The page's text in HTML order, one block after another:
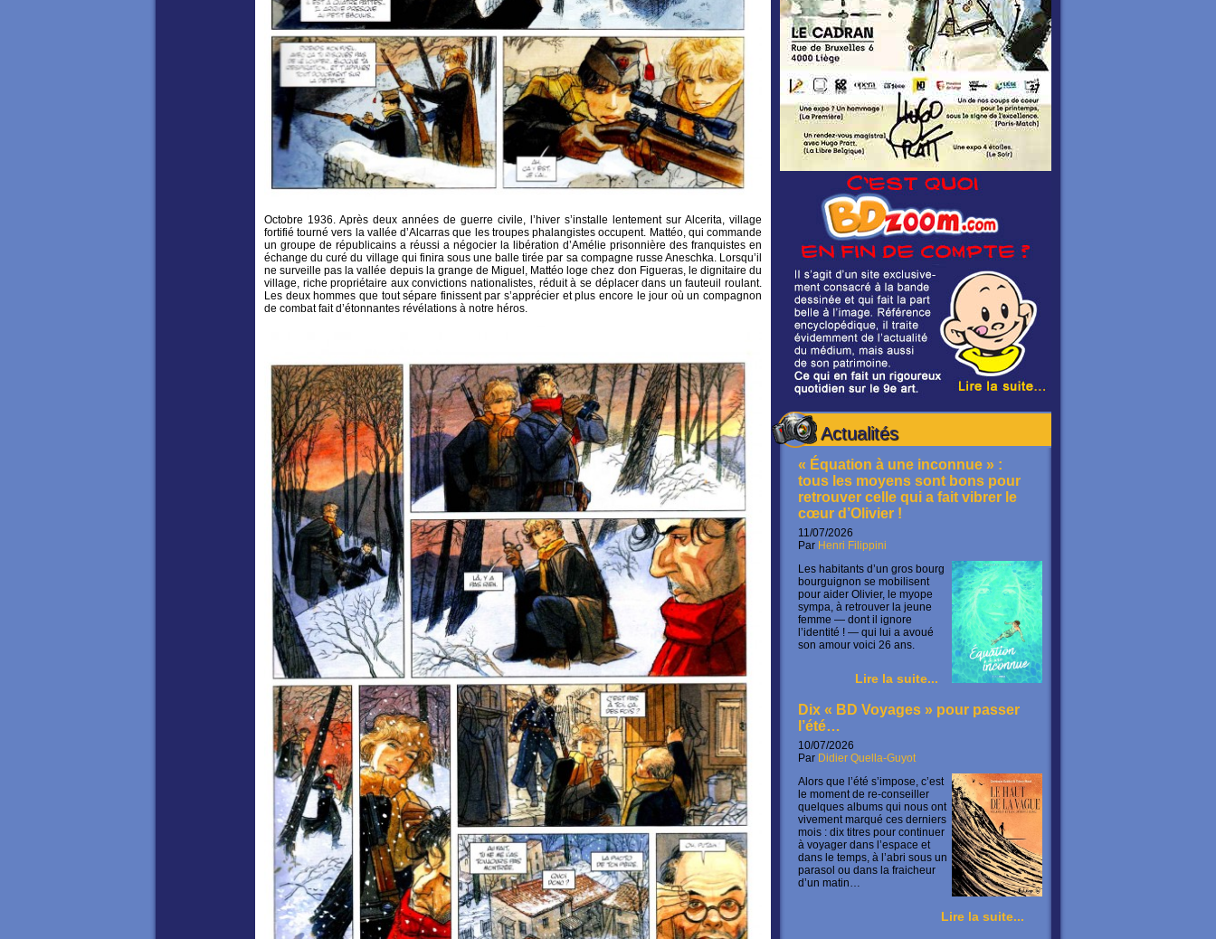
Actualités
« Équation à une inconnue » :
tous les moyens sont bons pour
retrouver celle qui a fait vibrer le
cœur d’Olivier !
11/07/2026
Par Henri Filippini
Les habitants d’un gros bourg
bourguignon se mobilisent
pour aider Olivier, le myope
sympa, à retrouver la jeune
femme — dont il ignore
l’identité ! — qui lui a avoué
son amour voici 26 ans.
Lire la suite...
Dix « BD Voyages » pour passer
l’été…
10/07/2026
Par Didier Quella-Guyot
Alors que l’été s’impose, c’est
le moment de re-conseiller
quelques albums qui nous ont
vivement marqué ces derniers
mois : dix titres pour continuer
à voyager dans l’espace et
dans le temps, à l’abri sous un
parasol ou dans la fraicheur
d’un matin…
Lire la suite...
Octobre 1936. Après deux années de guerre civile, l’hiver s’installe lentement sur Alcerita, village
fortifié tourné vers la vallée d’Alcarras que les troupes phalangistes occupent. Mattéo, qui commande
un groupe de républicains a réussi a négocier la libération d’Amélie prisonnière des franquistes en
échange du curé du village qui finira sous une balle tirée par sa compagne russe Aneschka. Lorsqu’il
ne surveille pas la vallée depuis la grange de Miguel, Mattéo loge chez don Figueras, le dignitaire du
village, riche propriétaire aux convictions nationalistes, réduit à se déplacer dans un fauteuil roulant.
Les deux hommes que tout sépare finissent par s’apprécier et plus encore le jour où un compagnon
de combat fait d’étonnantes révélations à notre héros.